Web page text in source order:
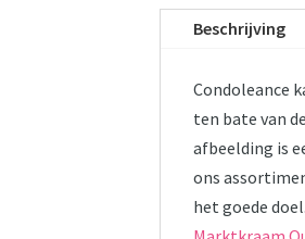
Beschrijving
Condoleance
ten bate van
afbeelding is
ons
het goede